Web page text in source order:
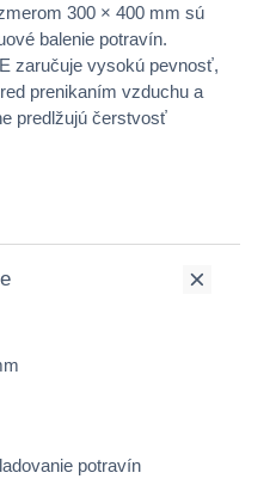
300 × 400 mm sú
balenie potravín.
zaručuje vysokú pevnosť,
prenikaním vzduchu a
predlžujú čerstvosť
potravín